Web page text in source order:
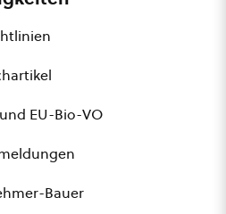
und EU-Bio-VO
Bauer